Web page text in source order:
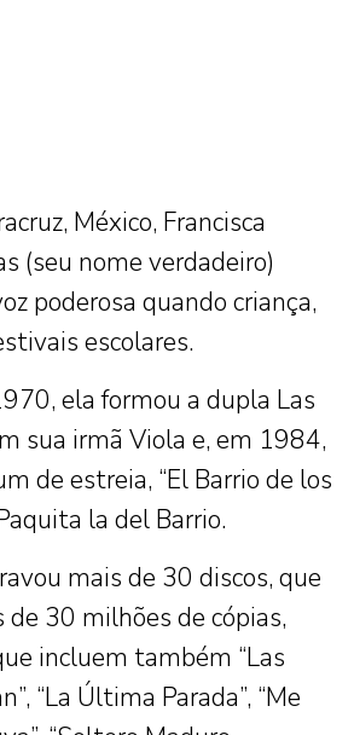
México, Francisca
(seu nome verdadeiro)
poderosa quando criança,
escolares.
ela formou a dupla Las
sua irmã Viola e, em 1984,
de estreia, “El Barrio de los
la del Barrio.
mais de 30 discos, que
30 milhões de cópias,
incluem também “Las
“La Última Parada”, “Me